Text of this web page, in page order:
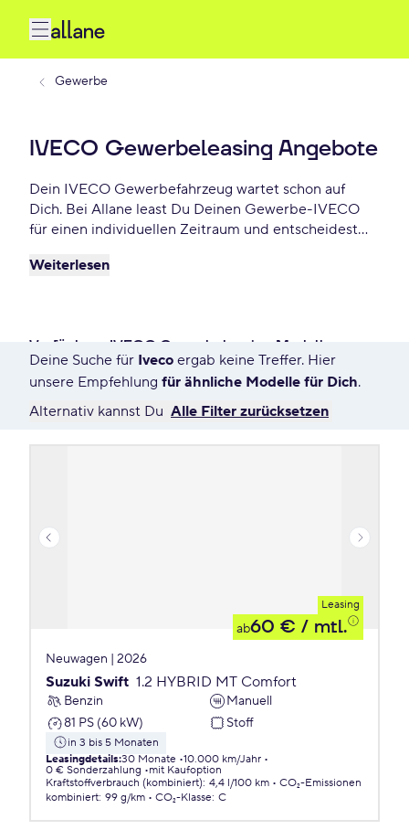
Gewerbe
IVECO Gewerbeleasing Angebote
Dein IVECO Gewerbefahrzeug wartet schon auf
Dich. Bei Allane least Du Deinen Gewerbe-IVECO
für einen individuellen Zeitraum und entscheidest
möchtest oder zurückgeben willst. Finde das
Weiterlesen
Verfügbare IVECO Gewerbeleasing Modelle
7530 Angebote für Deine Suche
Deine Suche für Iveco ergab keine Treffer. Hier
unsere Empfehlung für ähnliche Modelle für Dich.
Alternativ kannst Du Alle Filter zurücksetzen
Leasing
ab60 € / mtl.
Neuwagen | 2026
Suzuki Swift 1.2 HYBRID MT Comfort
Benzin
Manuell
81 PS (60 kW)
Stoff
in 3 bis 5 Monaten
Leasingdetails:30 Monate 10.000 km/Jahr
0 € Sonderzahlung
mit Kaufoption
Kraftstoffverbrauch (kombiniert): 4,4 l/100 km
CO₂-Emissionen
kombiniert: 99 g/km CO₂-Klasse: C